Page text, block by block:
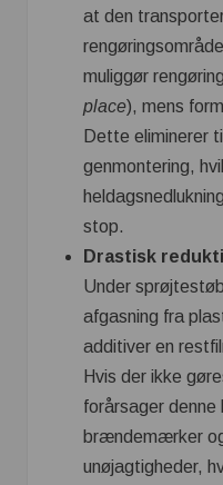
at den
muliggør
place), mens
Dette eliminerer
genmontering,
stop.
Drastisk
Under
afgasning fra
additiver en
Hvis der ikke
forårsager
brændemærker
unøjagtigheder,